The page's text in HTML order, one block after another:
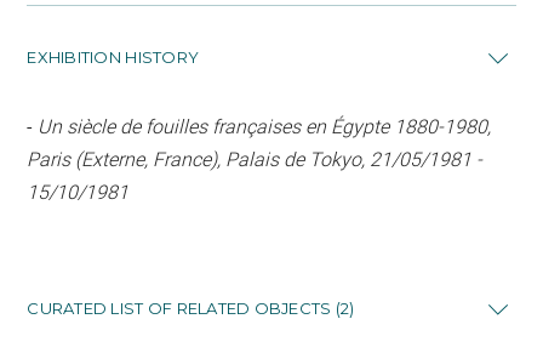
EXHIBITION HISTORY
- Un siècle de fouilles françaises en Égypte 1880-1980,
Paris (Externe, France), Palais de Tokyo, 21/05/1981 -
15/10/1981
CURATED LIST OF RELATED OBJECTS (2)